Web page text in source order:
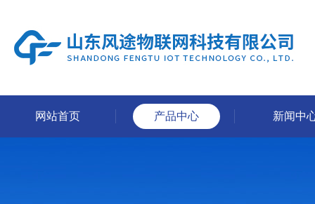
网站首页 产品中心 新闻中